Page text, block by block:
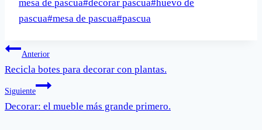
la
mesa de pascua#decorar pascua#huevo de
pascua#mesa de pascua#pascua
Navegación
de
entradas
Anterior
Recicla botes para decorar con plantas.
Siguiente
Decorar: el mueble más grande primero.